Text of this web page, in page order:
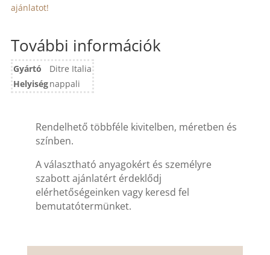
ajánlatot!
További információk
Gyártó
Ditre Italia
Helyiségnappali
Rendelhető többféle kivitelben, méretben és
színben.
A választható anyagokért és személyre
szabott ajánlatért érdeklődj
elérhetőségeinken vagy keresd fel
bemutatótermünket.